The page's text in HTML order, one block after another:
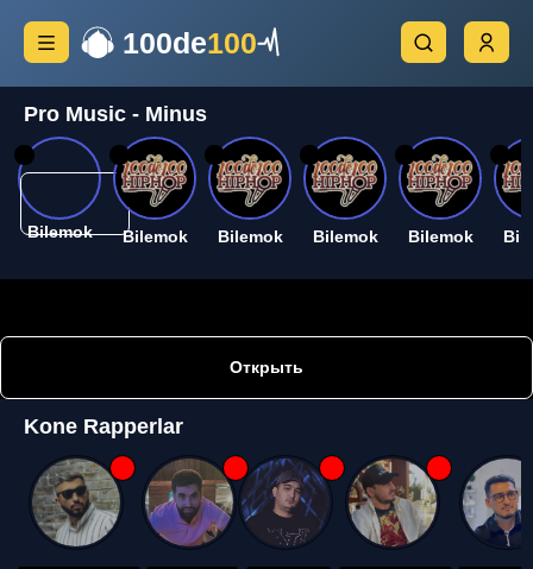
100de100
Pro Music - Minus
Bilemok Bilemok Bilemok Bilemok Bilemok
Открыть
Kone Rapperlar